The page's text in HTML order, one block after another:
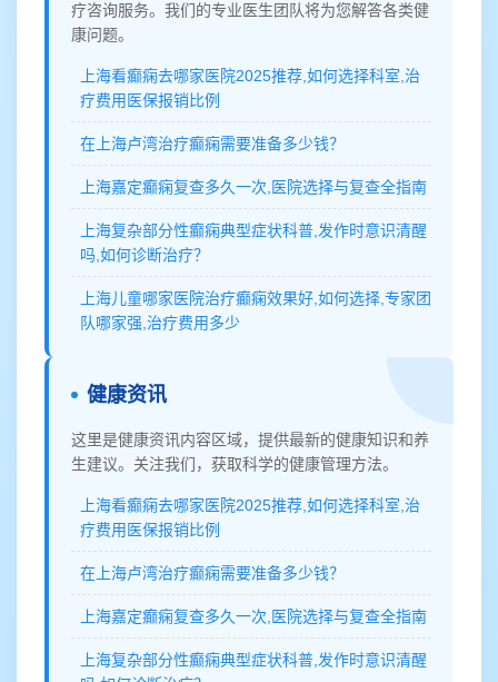
疗咨询服务。我们的专业医生团队将为您解答各类健
康问题。
上海看癫痫去哪家医院2025推荐,如何选择科室,治
疗费用医保报销比例
在上海卢湾治疗癫痫需要准备多少钱？
上海嘉定癫痫复查多久一次,医院选择与复查全指南
上海复杂部分性癫痫典型症状科普,发作时意识清醒
吗,如何诊断治疗？
上海儿童哪家医院治疗癫痫效果好,如何选择,专家团
队哪家强,治疗费用多少
健康资讯
这里是健康资讯内容区域，提供最新的健康知识和养
生建议。关注我们，获取科学的健康管理方法。
上海看癫痫去哪家医院2025推荐,如何选择科室,治
疗费用医保报销比例
在上海卢湾治疗癫痫需要准备多少钱？
上海嘉定癫痫复查多久一次,医院选择与复查全指南
上海复杂部分性癫痫典型症状科普,发作时意识清醒